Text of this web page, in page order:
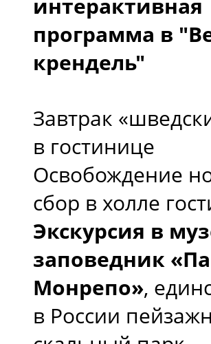
программа в
крендель"
Завтрак
в гостинице
Освобождение
сбор в холле
Экскурсия в
заповедник
Монрепо»,
в России